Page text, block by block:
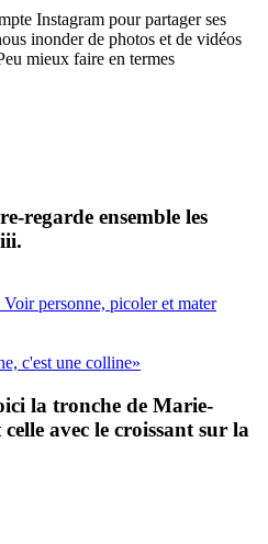
Instagram pour partager ses
inonder de photos et de vidéos
mieux faire en termes
regarde ensemble les
personne, picoler et mater
c'est une colline»
la tronche de Marie-
avec le croissant sur la